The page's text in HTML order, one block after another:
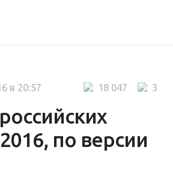
по версии
3
18 047
в 20:57